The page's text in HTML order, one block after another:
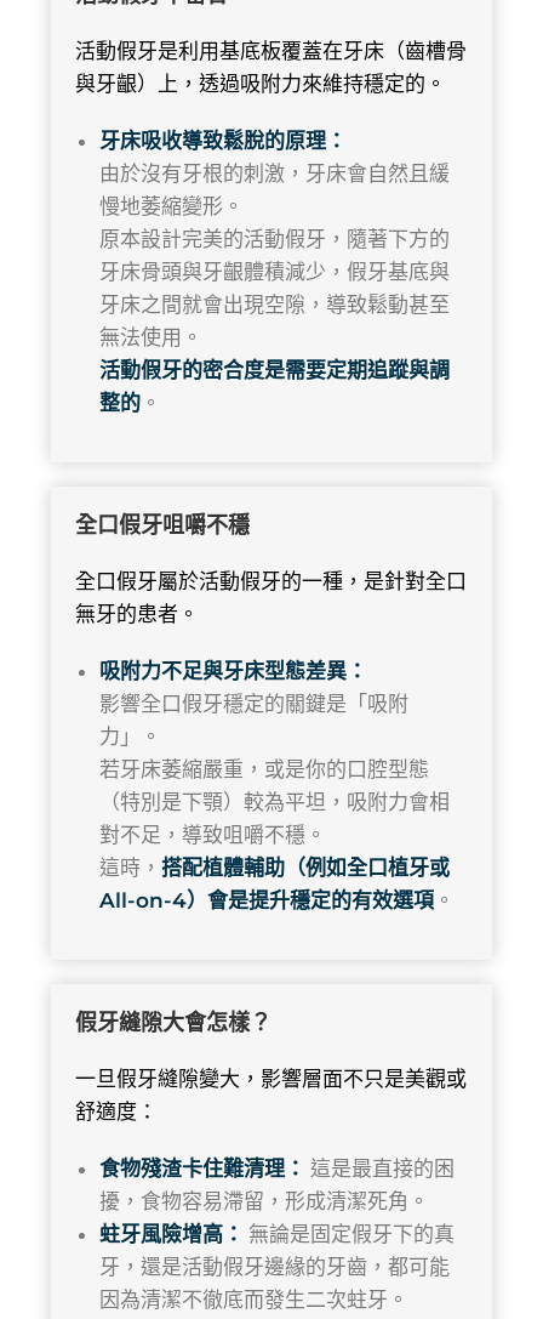
活動假牙是利用基底板覆蓋在牙床（齒槽骨
與牙齦）上，透過吸附力來維持穩定的。
牙床吸收導致鬆脫的原理：
由於沒有牙根的刺激，牙床會自然且緩
慢地萎縮變形。
原本設計完美的活動假牙，隨著下方的
牙床骨頭與牙齦體積減少，假牙基底與
牙床之間就會出現空隙，導致鬆動甚至
無法使用。
活動假牙的密合度是需要定期追蹤與調
整的 。
全口假牙咀嚼不穩
全口假牙屬於活動假牙的一種，是針對全口
無牙的患者。
吸附力不足與牙床型態差異：
影響全口假牙穩定的關鍵是「吸附
力」。
若牙床萎縮嚴重，或是你的口腔型態
（特別是下顎）較為平坦，吸附力會相
對不足，導致咀嚼不穩。
這時，搭配植體輔助（例如全口植牙或
All-on-4）會是提升穩定的有效選項 。
假牙縫隙大會怎樣？
一旦假牙縫隙變大，影響層面不只是美觀或
舒適度：
食物殘渣卡住難清理： 這是最直接的困
擾，食物容易滯留，形成清潔死角。
蛀牙風險增高： 無論是固定假牙下的真
牙，還是活動假牙邊緣的牙齒，都可能
因為清潔不徹底而發生二次蛀牙。